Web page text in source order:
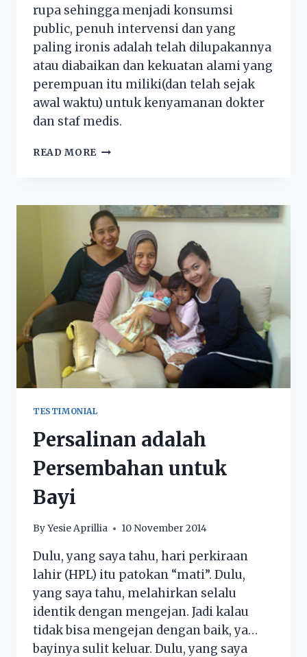
rupa sehingga menjadi konsumsi
public, penuh intervensi dan yang
paling ironis adalah telah dilupakannya
atau diabaikan dan kekuatan alami yang
perempuan itu miliki(dan telah sejak
awal waktu) untuk kenyamanan dokter
dan staf medis.
READ MORE
TESTIMONIAL
Persalinan adalah
Persembahan untuk
Bayi
ByYesie Aprillia 10 November 2014
Dulu, yang saya tahu, hari perkiraan
lahir (HPL) itu patokan “mati”. Dulu,
yang saya tahu, melahirkan selalu
identik dengan mengejan. Jadi kalau
tidak bisa mengejan dengan baik, ya…
bayinya sulit keluar. Dulu, yang saya